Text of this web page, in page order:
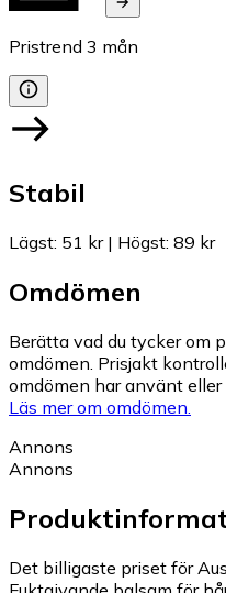
Pristrend 3 mån
Stabil
Lägst: 51 kr| Högst: 89 kr
Omdömen
Berätta vad du tycker om
omdömen. Prisjakt
omdömen har använt
Läs mer om omdömen.
Annons
Annons
Det billigaste priset för